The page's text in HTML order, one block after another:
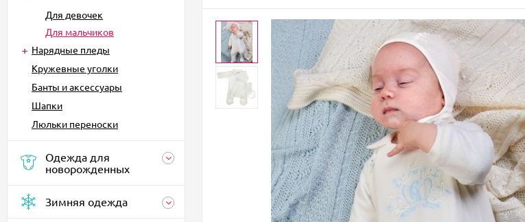
Для девочек
Для мальчиков
Нарядные пледы
Кружевные уголки
Банты и аксессуары
Шапки
Люльки переноски
Одежда для
новорожденных
Зимняя одежда